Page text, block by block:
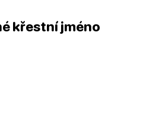
křestní jméno